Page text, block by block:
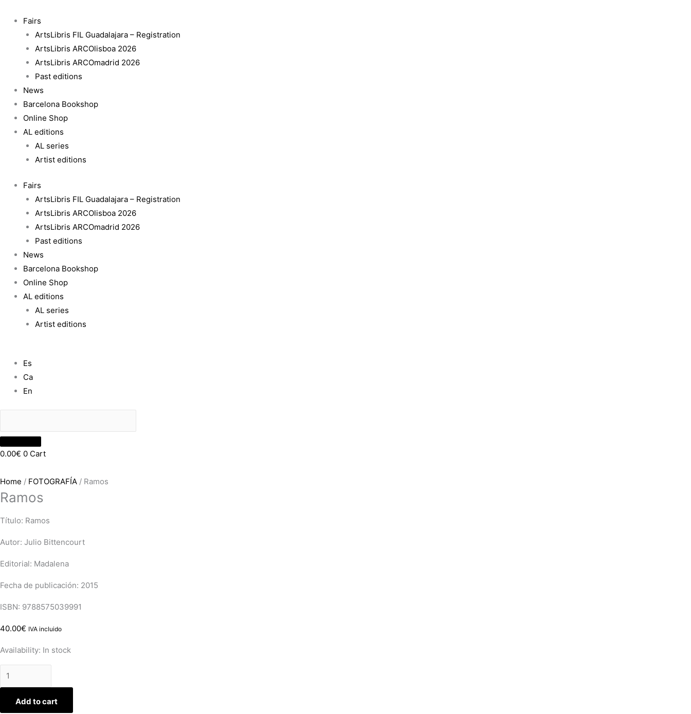
content
Fairs
ArtsLibris FIL Guadalajara – Registration
ArtsLibris ARCOlisboa 2026
ArtsLibris ARCOmadrid 2026
Past editions
News
Barcelona Bookshop
Online Shop
AL editions
AL series
Artist editions
Fairs
ArtsLibris FIL Guadalajara – Registration
ArtsLibris ARCOlisboa 2026
ArtsLibris ARCOmadrid 2026
Past editions
News
Barcelona Bookshop
Online Shop
AL editions
AL series
Artist editions
Es
Ca
En
0.00€ 0 Cart
Home / FOTOGRAFÍA / Ramos
Ramos
Título: Ramos
Autor: Julio Bittencourt
Editorial: Madalena
Fecha de publicación: 2015
ISBN: 9788575039991
40.00€ IVA incluido
Availability: In stock
quantity
Add to cart